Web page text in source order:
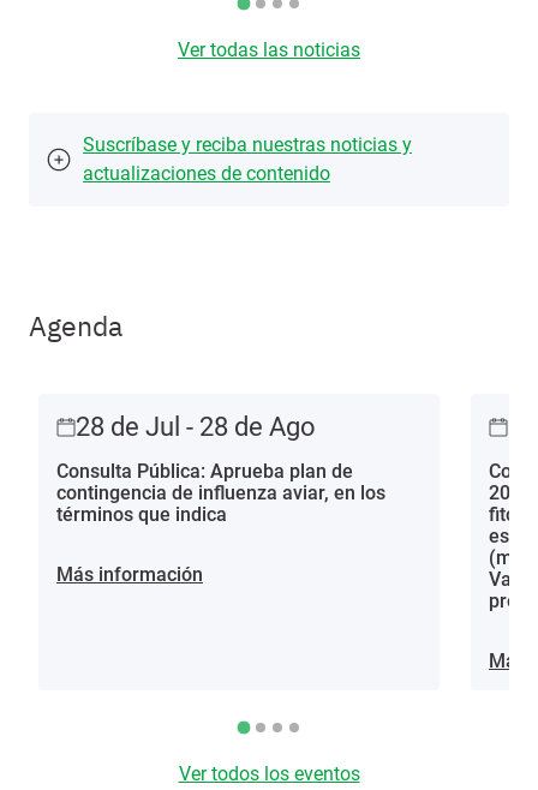
Ver todas las noticias
Suscríbase y reciba nuestras noticias y
actualizaciones de contenido
Agenda
28 de Jul - 28 de Ago
Consulta Pública: Aprueba plan de
contingencia de influenza aviar, en los
términos que indica
Más información
2013
Más
Ver todos los eventos